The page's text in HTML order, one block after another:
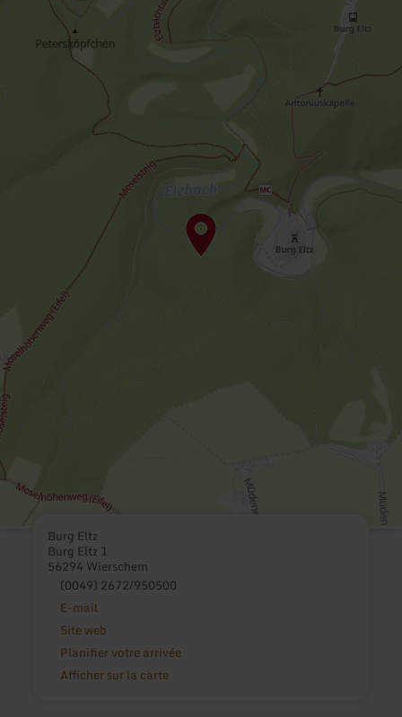
Burg Eltz
Burg Eltz 1
56294 Wierschem
(0049) 2672/950500
E-mail
Site web
Planifier votre arrivée
Afficher sur la carte